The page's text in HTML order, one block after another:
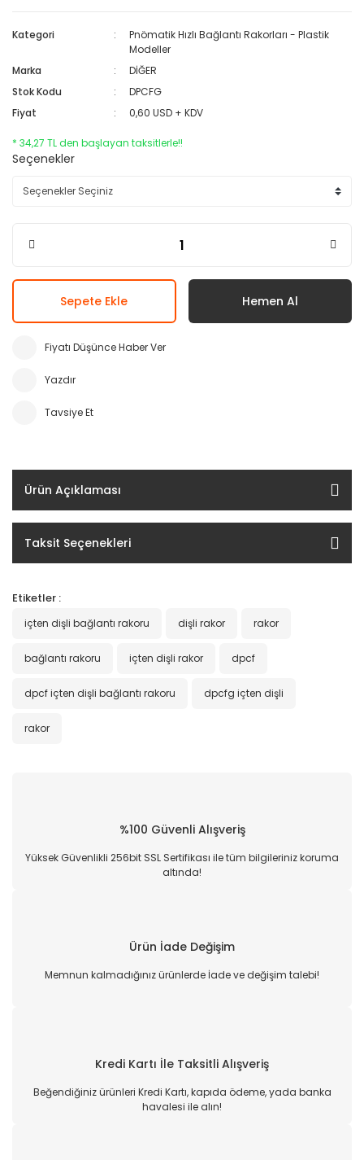
Kategori
Pnömatik Hızlı Bağlantı Rakorları - Plastik
Modeller
Marka
DİĞER
Stok Kodu
DPCFG
Fiyat
0,60 USD + KDV
* 34,27 TL den başlayan taksitlerle!!
Seçenekler
Sepete Ekle Hemen Al
Fiyatı Düşünce Haber Ver
Yazdır
Tavsiye Et
Ürün Açıklaması
Taksit Seçenekleri
Etiketler :
içten dişli bağlantı rakoru dişli rakor rakor
bağlantı rakoru içten dişli rakor dpcf
dpcf içten dişli bağlantı rakoru dpcfg içten dişli
rakor
%100 Güvenli Alışveriş
Yüksek Güvenlikli 256bit SSL Sertifikası ile tüm bilgileriniz koruma
altında!
Ürün İade Değişim
Memnun kalmadığınız ürünlerde İade ve değişim talebi!
Kredi Kartı İle Taksitli Alışveriş
Beğendiğiniz ürünleri Kredi Kartı, kapıda ödeme, yada banka
havalesi ile alın!